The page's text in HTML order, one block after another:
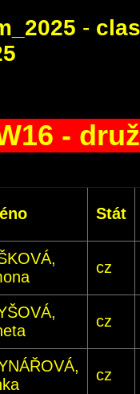
-
-
Stát
cz
cz
cz